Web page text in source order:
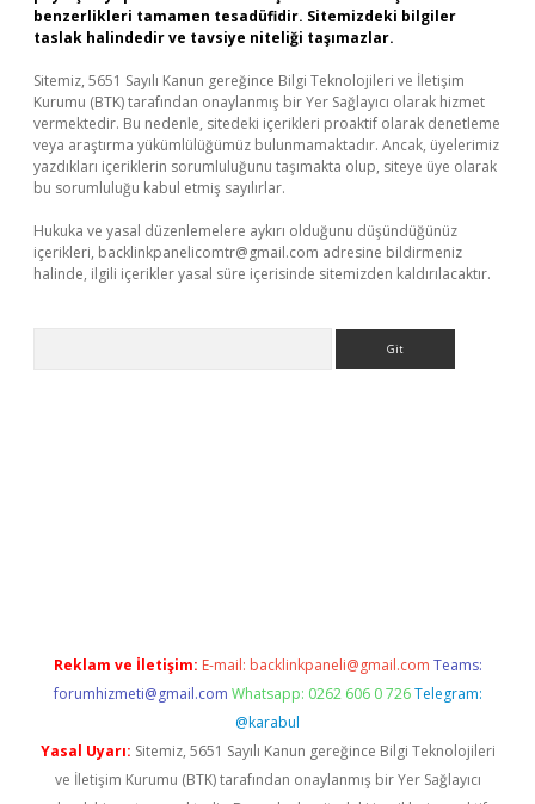
benzerlikleri tamamen tesadüfidir. Sitemizdeki bilgiler
taslak halindedir ve tavsiye niteliği taşımazlar.
Sitemiz, 5651 Sayılı Kanun gereğince Bilgi Teknolojileri ve İletişim
Kurumu (BTK) tarafından onaylanmış bir Yer Sağlayıcı olarak hizmet
vermektedir. Bu nedenle, sitedeki içerikleri proaktif olarak denetleme
veya araştırma yükümlülüğümüz bulunmamaktadır. Ancak, üyelerimiz
yazdıkları içeriklerin sorumluluğunu taşımakta olup, siteye üye olarak
bu sorumluluğu kabul etmiş sayılırlar.
Hukuka ve yasal düzenlemelere aykırı olduğunu düşündüğünüz
içerikleri, backlinkpanelicomtr@gmail.com adresine bildirmeniz
halinde, ilgili içerikler yasal süre içerisinde sitemizden kaldırılacaktır.
Reklam ve İletişim: E-mail: backlinkpaneli@gmail.com Teams:
forumhizmeti@gmail.com Whatsapp: 0262 606 0 726 Telegram:
@karabul
Yasal Uyarı: Sitemiz, 5651 Sayılı Kanun gereğince Bilgi Teknolojileri
ve İletişim Kurumu (BTK) tarafından onaylanmış bir Yer Sağlayıcı